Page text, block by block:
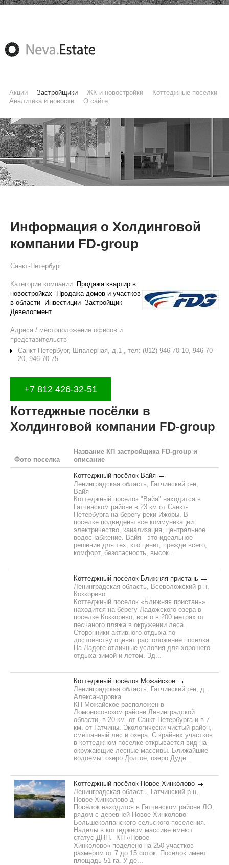
Акции Застройщики ЖК и новостройки
Коттеджные поселки
Аналитика и новости
О сайте
Информация о Холдинговой
компании FD-group
Санкт-Петербург
Категории компании: Продажа квартир в
новостройках
Продажа домов и участков
в области
Инвестиции Застройщик
Девелопмент
Адреса / местоположение офисов и
представительств
Санкт-Петербург, Шпалерная, д.1 , тел: (812) 946-70-10, 946-70-
20, 946-70-75
+7 812 426-32-51
Коттеджные посёлки в
Холдинговой компании FD-group
Фото поселка
Название КП застройщика FD-group и
описание
Коттеджный посёлок Вайя
Ленинградская область, Гатчинский р-н,
Вайя
Коттеджный поселок "Вайя" находится в
Гатчинском районе в 23 км от Санкт-
Петербурга на берегу реки Ижоры. В
поселке подведены все коммуникации:
электричество, канализация, центральное
водоснабжение. Вайя - это идеальное
решение для тех, кто ценит, прежде всего,
комфорт, безопасность, высок...
Коттеджный посёлок Ближняя пристань
Ленинградская область, Всеволожский р-н,
Коккорево
Коттеджный поселок «Ближняя пристань»
находится на берегу Ладожского озера в
поселке Коккорево, всего в 200 метрах от
песчаного пляжа в окружении леса.
Сторонники активного отдыха по
достоинству оценят расположение поселка.
На Ладоге отличные условия для хорошего
отдыха зимой и летом. Зд...
Коттеджный посёлок Можайское
Ленинградская область, Гатчинский р-н, д.
Александровка
КП Можайское расположен в
Ломоносовском районе Ленинградской
области, в 20 км. от Санкт-Петербурга и в 7
км. от Гатчины. Экологически чистый район,
смешанный лес и озера. С крайних участков
в коттеджном поселке открывается вид на
окружающие лесные массивы. Ближайшие
водоемы: озеро Долгое, озеро Дуде...
Коттеджный посёлок Новое Хинколово
Ленинградская область, Гатчинский р-н,
Новое Хинколово д
Посёлок находится в Гатчинском районе ЛО,
рядом с деревней Новое Хинколово
Большеколпанского сельского поселения.
Наделы в коттеджном массиве имеют
статус ДНП. КП «Новое
Хинколово» поделено на 250 участков
размером от 7 до 15 соток. Посёлок имеет
площадь 51 га. У де...